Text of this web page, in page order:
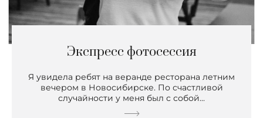
Экспресс фотосессия
Я увидела ребят на веранде ресторана летним
вечером в Новосибирске. По счастливой
случайности у меня был с собой...